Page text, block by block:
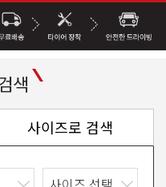
색
사이즈로 검색